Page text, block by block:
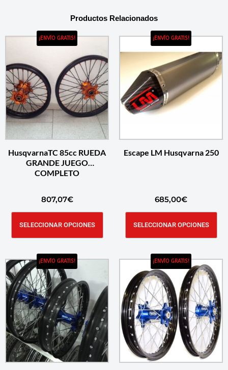
Productos Relacionados
¡ENVÍO GRATIS!
HusqvarnaTC 85cc RUEDA
GRANDE JUEGO
COMPLETO
807,07€
SELECCIONAR OPCIONES
¡ENVÍO GRATIS!
Escape LM Husqvarna 250
685,00€
SELECCIONAR OPCIONES
¡ENVÍO GRATIS! ¡ENVÍO GRATIS!